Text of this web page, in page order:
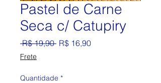
Pastel de Carne
Seca c/ Catupiry
R$ 19,90 Preço normal
R$ 16,90Preço promocional
Frete
Quantidade *